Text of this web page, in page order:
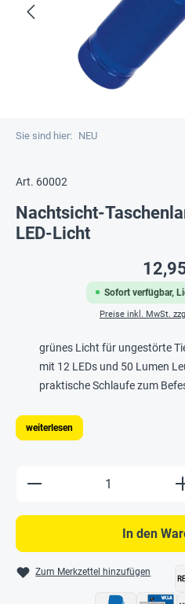
Sie sind hier: NEU
Art. 60002
Nachtsicht-
LED-Licht
Sofort verfügbar,
Preise inkl. MwSt.
grünes Licht für ungestörte
mit 12 LEDs und 50 Lumen
praktische Schlaufe zum
weiterlesen
Produkt Anzahl: Gib
In den
Zum Merkzettel hinzufügen